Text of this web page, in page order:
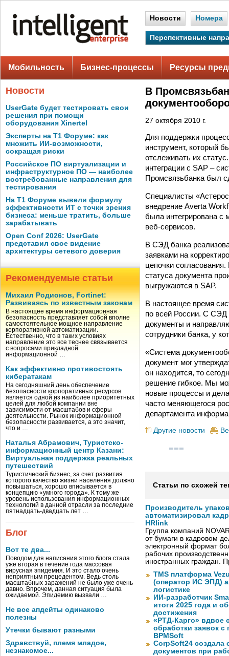
Новости Номера
Перспективные
Мобильность Бизнес-процессы Ресурсы
Новости
UserGate будет тестировать свои
решения при помощи
оборудования Xinertel
Эксперты на Т1 Форуме: как
множить ИИ-возможности,
сокращая риски
Российское ПО виртуализации и
инфраструктурное ПО — наиболее
востребованные направления для
тестирования
На Т1 Форуме вывели формулу
эффективности ИТ с точки зрения
бизнеса: меньше тратить, больше
зарабатывать
Open Conf 2026: UserGate
представил свое видение
архитектуры сетевого доверия
Рекомендуемые статьи
Михаил Родионов, Fortinet:
Развиваясь по известным законам
В настоящее время информационная
безопасность представляет собой вполне
самостоятельное мощное направление
корпоративной автоматизации.
Естественно, что в таких условиях
направление это все теснее связывается
с вопросами прикладной
информационной …
Как эффективно противостоять
кибератакам
На сегодняшний день обеспечение
безопасности корпоративных ресурсов
является одной из наиболее приоритетных
целей для любой компании вне
зависимости от масштабов и сферы
деятельности. Рынок информационной
безопасности развивается, а это значит,
что и …
Наталья Абрамович, Туристско-
информационный центр Казани:
Виртуальная поддержка реальных
путешествий
Туристический бизнес, за счет развития
которого качество жизни населения должно
повышаться, хорошо вписывается в
концепцию «умного города». К тому же
уровень использования информационных
технологий в данной отрасли за последние
пятнадцать-двадцать лет …
Блог
Вот те два...
Поводом для написания этого блога стала
уже вторая в течение года массовая
вирусная эпидемия. И это стало очень
неприятным прецедентом. Ведь столь
масштабных заражений не было уже очень
давно. Впрочем, данная ситуация была
ожидаемой. Эпидемию вызвали …
Не все апдейты одинаково
полезны
Утечки бывают разными
Здравствуй, племя младое,
незнакомое...
В
27 октября 2010 г.
Для поддержки
инструмент, который
отслеживать их
интеграции с SAP –
Промсвязьбанка был
Специалисты
внедрение Averta
была интегрирована с
веб-сервисов.
В СЭД банка
заявками на
цепочки
статуса документа
выгружаются в SAP.
В настоящее время
по всей России. С СЭД
документы и
сотрудники банка, у
«Система
документ мог
он находится, то
решение гибкое. Мы
новые процессы и
часто меняющегося
департамента
Другие новости
Статьи по схожей
Производитель
автоматизировал
HRlink
Группа компаний
от бумаги в кадровом
электронный формат
рабочих
иностранных граждан.
TMS платформа
(оператор ИС ЭПД)
логистике
ИИ-разработчик
итоги 2025 года и
достижения
«РТД-Карго» вдвое
обработки заявок
BPMSoft
CorpSoft24 создала
документов при